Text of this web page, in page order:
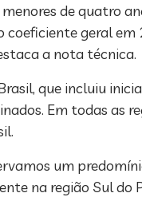
de quatro
coeficiente geral
a nota técnica.
que incluiu
Em todas as
um
na região Sul do